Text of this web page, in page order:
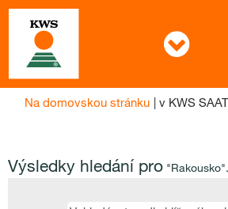
Na domovskou stránku | v KWS
Výsledky hledání pro "Rakousko".